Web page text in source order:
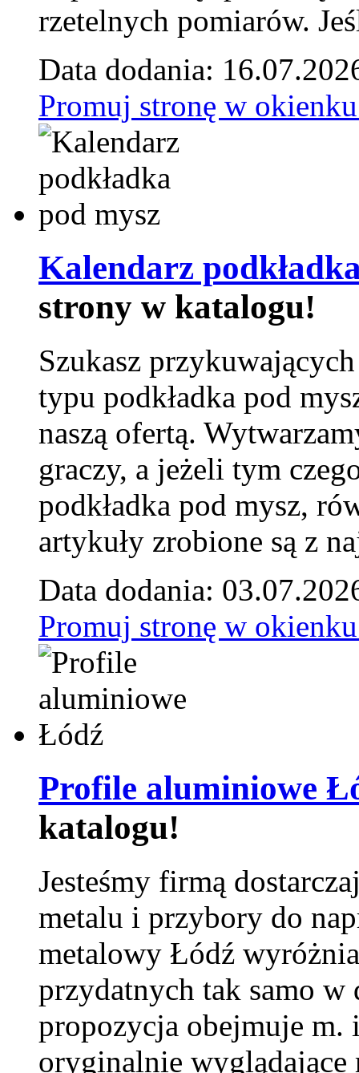
rzetelnych pomiarów.
Data dodania:
Promuj stronę w
Kalendarz
strony w katalogu!
Szukasz
typu podkładka pod
naszą ofertą.
graczy, a jeżeli tym
podkładka pod mysz,
artykuły zrobione są z
Data dodania:
Promuj stronę w
Profile aluminiowe
katalogu!
Jesteśmy firmą
metalu i przybory do
metalowy Łódź
przydatnych tak samo w
propozycja obejmuje m.
oryginalnie wyglądające